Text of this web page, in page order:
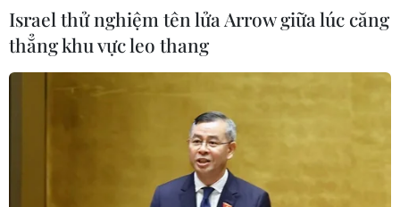
Israel thử nghiệm tên lửa Arrow giữa lúc căng
thẳng khu vực leo thang